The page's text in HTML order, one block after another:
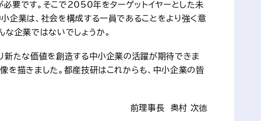
要です。そこで2050年をターゲットイヤーとした未
企業は、社会を構成する一員であることをより強く意
企業ではないでしょうか。
新たな価値を創造する中小企業の活躍が期待できま
描きました。都産技研はこれからも、中小企業の皆
前理事長　奥村 次德